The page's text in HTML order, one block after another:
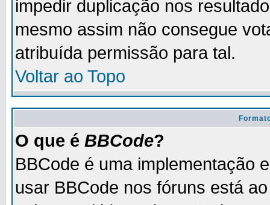
impedir duplicação nos
mesmo assim não consegue
atribuída permissão para tal.
Voltar ao Topo
O que é BBCode?
BBCode é uma implementação
usar BBCode nos fóruns está